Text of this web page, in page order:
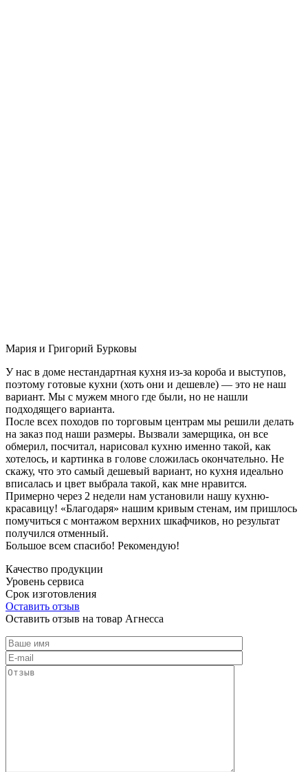
Мария и Григорий Бурковы
У нас в доме нестандартная кухня из-за короба и выступов,
поэтому готовые кухни (хоть они и дешевле) — это не наш
вариант. Мы с мужем много где были, но не нашли
подходящего варианта.
После всех походов по торговым центрам мы решили делать
на заказ под наши размеры. Вызвали замерщика, он все
обмерил, посчитал, нарисовал кухню именно такой, как
хотелось, и картинка в голове сложилась окончательно. Не
скажу, что это самый дешевый вариант, но кухня идеально
вписалась и цвет выбрала такой, как мне нравится.
Примерно через 2 недели нам установили нашу кухню-
красавицу! «Благодаря» нашим кривым стенам, им пришлось
помучиться с монтажом верхних шкафчиков, но результат
получился отменный.
Большое всем спасибо! Рекомендую!
Качество продукции
Уровень сервиса
Срок изготовления
Оставить отзыв
Оставить отзыв на товар Агнесса